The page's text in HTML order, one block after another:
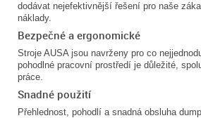
dodávat nejefektivnější řešení pro naše
náklady.
Bezpečné a ergonomické
Stroje AUSA jsou navrženy pro co
pohodlné pracovní prostředí je důležité,
práce.
Snadné použití
Přehlednost, pohodlí a snadná obsluha